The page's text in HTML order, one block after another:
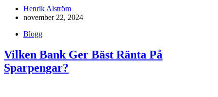
Henrik Alström
november 22, 2024
Blogg
Vilken Bank Ger Bäst Ränta På
Sparpengar?